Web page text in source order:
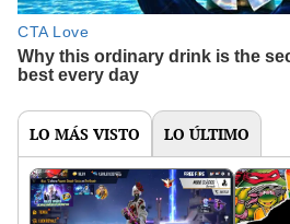
LO MÁS VISTO LO ÚLTIMO